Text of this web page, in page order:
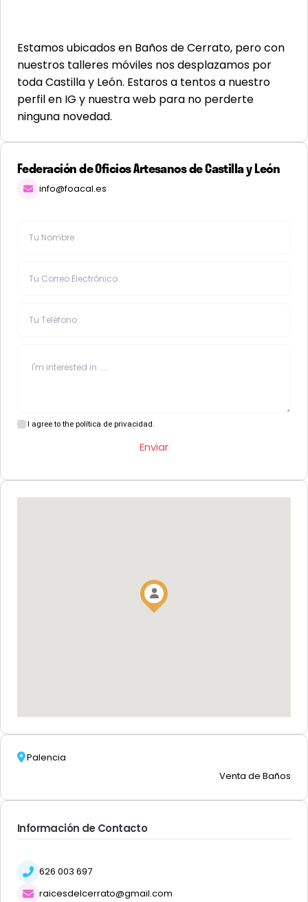
Estamos ubicados en Baños de Cerrato, pero con
nuestros talleres móviles nos desplazamos por
toda Castilla y León. Estaros a tentos a nuestro
perfil en IG y nuestra web para no perderte
ninguna novedad.
Federación de Oficios Artesanos de Castilla y León
info@foacal.es
I agree to the política de privacidad.
Enviar
Palencia
Venta de Baños
Información de Contacto
626 003 697
raicesdelcerrato@gmail.com